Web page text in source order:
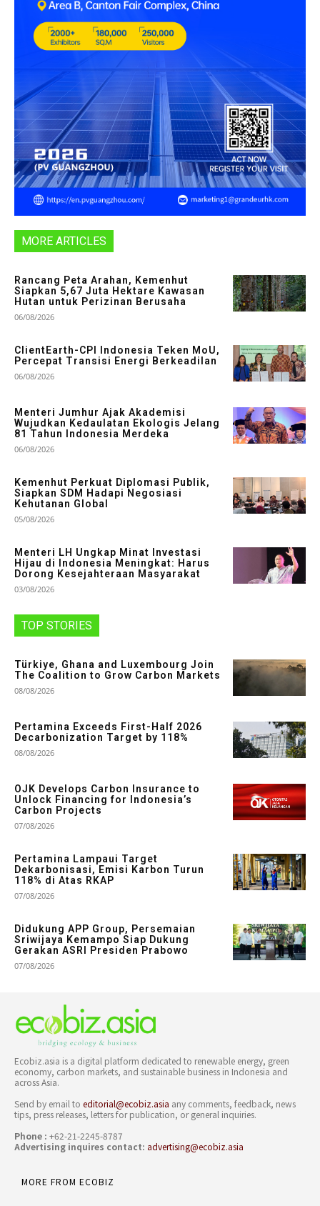
MORE ARTICLES
Rancang Peta Arahan, Kemenhut
Siapkan 5,67 Juta Hektare Kawasan
Hutan untuk Perizinan Berusaha
06/08/2026
ClientEarth-CPI Indonesia Teken MoU,
Percepat Transisi Energi Berkeadilan
06/08/2026
Menteri Jumhur Ajak Akademisi
Wujudkan Kedaulatan Ekologis Jelang
81 Tahun Indonesia Merdeka
06/08/2026
Kemenhut Perkuat Diplomasi Publik,
Siapkan SDM Hadapi Negosiasi
Kehutanan Global
05/08/2026
Menteri LH Ungkap Minat Investasi
Hijau di Indonesia Meningkat: Harus
Dorong Kesejahteraan Masyarakat
03/08/2026
TOP STORIES
Türkiye, Ghana and Luxembourg Join
The Coalition to Grow Carbon Markets
08/08/2026
Pertamina Exceeds First-Half 2026
Decarbonization Target by 118%
08/08/2026
OJK Develops Carbon Insurance to
Unlock Financing for Indonesia’s
Carbon Projects
07/08/2026
Pertamina Lampaui Target
Dekarbonisasi, Emisi Karbon Turun
118% di Atas RKAP
07/08/2026
Didukung APP Group, Persemaian
Sriwijaya Kemampo Siap Dukung
Gerakan ASRI Presiden Prabowo
07/08/2026
Ecobiz.asia is a digital platform dedicated to renewable energy, green
economy, carbon markets, and sustainable business in Indonesia and
across Asia.
Send by email to editorial@ecobiz.asia any comments, feedback, news
tips, press releases, letters for publication, or general inquiries.
Phone : +62-21-2245-8787
Advertising inquires contact: advertising@ecobiz.asia
MORE FROM ECOBIZ